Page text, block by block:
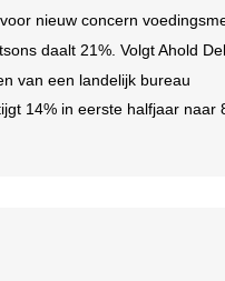
nieuw concern
daalt 21%. Volgt Ahold
van een landelijk bureau
14% in eerste halfjaar naar